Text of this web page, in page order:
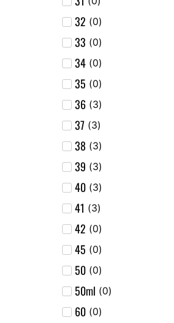
32 (0)
33 (0)
34 (0)
35 (0)
36 (3)
37 (3)
38 (3)
39 (3)
40 (3)
41 (3)
42 (0)
45 (0)
50 (0)
50ml (0)
60 (0)